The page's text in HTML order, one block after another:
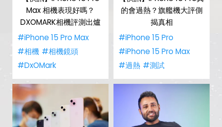
Max 相機表現好嗎？
DXOMARK相機評測出爐
#iPhone 15 Pro Max
#相機 #相機鏡頭
#DxOMark
的會過熱？旗艦機大評側
揭真相
#iPhone 15 Pro
#iPhone 15 Pro Max
#過熱 #測試